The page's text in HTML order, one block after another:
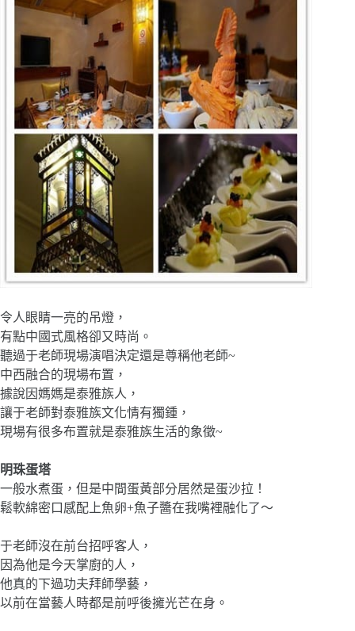
令人眼睛一亮的吊燈，
有點中國式風格卻又時尚。
聽過于老師現場演唱決定還是尊稱他老師~
中西融合的現場布置，
據說因媽媽是泰雅族人，
讓于老師對泰雅族文化情有獨鍾，
現場有很多布置就是泰雅族生活的象徵~
明珠蛋塔
一般水煮蛋，但是中間蛋黃部分居然是蛋沙拉！
鬆軟綿密口感配上魚卵+魚子醬在我嘴裡融化了～
于老師沒在前台招呼客人，
因為他是今天掌廚的人，
他真的下過功夫拜師學藝，
以前在當藝人時都是前呼後擁光芒在身。